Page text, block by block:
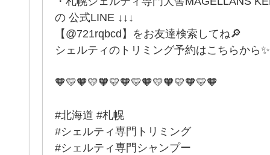
の 公式LINE ↓↓↓
【@721rqbcd】をお友達検索してね🔎
シェルティのトリミング予約はこちらから✨
🧡💛🧡💛🧡💛🧡💛🧡💛🧡💛🧡💛🧡
#北海道 #札幌
#シェルティ専門トリミング
#シェルティ専門シャンプー